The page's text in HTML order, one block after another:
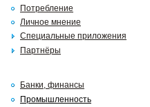
Потребление
Личное мнение
Специальные приложения
Партнёры
Банки, финансы
Промышленность